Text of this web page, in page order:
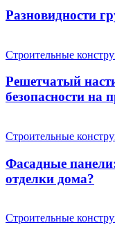
Разновидности
Строительные
Решетчатый
безопасности на
Строительные
Фасадные
отделки дома?
Строительные